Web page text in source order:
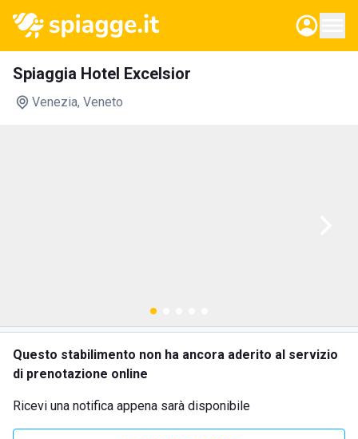
Spiaggia Hotel Excelsior
Venezia, Veneto
Questo stabilimento non ha ancora aderito al servizio
di prenotazione online
Ricevi una notifica appena sarà disponibile